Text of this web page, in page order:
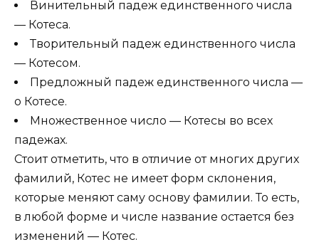
Винительный падеж единственного числа
— Котеса.
Творительный падеж единственного числа
— Котесом.
Предложный падеж единственного числа —
о Котесе.
Множественное число — Котесы во всех
падежах.
Стоит отметить, что в отличие от многих других
фамилий, Котес не имеет форм склонения,
которые меняют саму основу фамилии. То есть,
в любой форме и числе название остается без
изменений — Котес.